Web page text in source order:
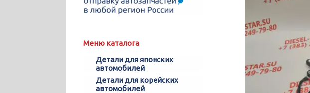
Меню каталога
Детали для японских
автомобилей
Детали для корейских
автомобилей